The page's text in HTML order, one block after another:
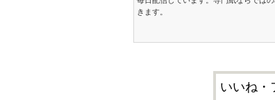
きます。
いいね・